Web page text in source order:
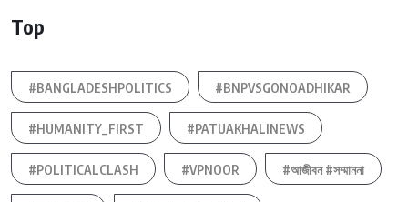
Top
#BANGLADESHPOLITICS #BNPVSGONOADHIKAR
#HUMANITY_FIRST #PATUAKHALINEWS
#POLITICALCLASH #VPNOOR #আজীবন #সম্মাননা